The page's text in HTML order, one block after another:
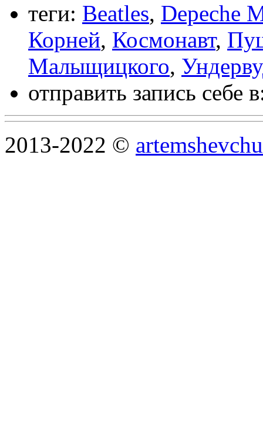
теги: Beatles, Depeche
Корней, Космонавт,
Малыщицкого,
отправить запись себе
2013-2022 ©